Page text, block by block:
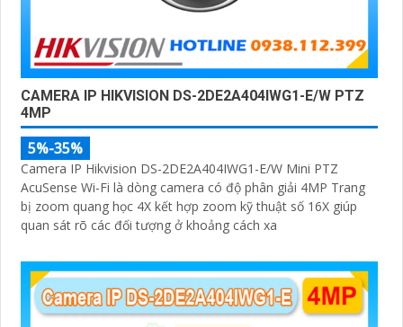
CAMERA IP HIKVISION DS-2DE2A404IWG1-E/W PTZ
4MP
5%-35%
Camera IP Hikvision DS-2DE2A404IWG1-E/W Mini PTZ
AcuSense Wi-Fi là dòng camera có độ phân giải 4MP Trang
bị zoom quang học 4X kết hợp zoom kỹ thuật số 16X giúp
quan sát rõ các đối tượng ở khoảng cách xa